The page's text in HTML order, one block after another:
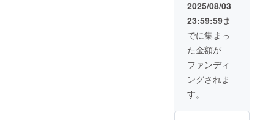
ラスト
はイ
メージ
画像に
なりま
す。 ●
必ず備
考欄
れる宛
2025/08/03
23:59:59ま
でに集まっ
た金額が
ファンディ
ングされま
す。